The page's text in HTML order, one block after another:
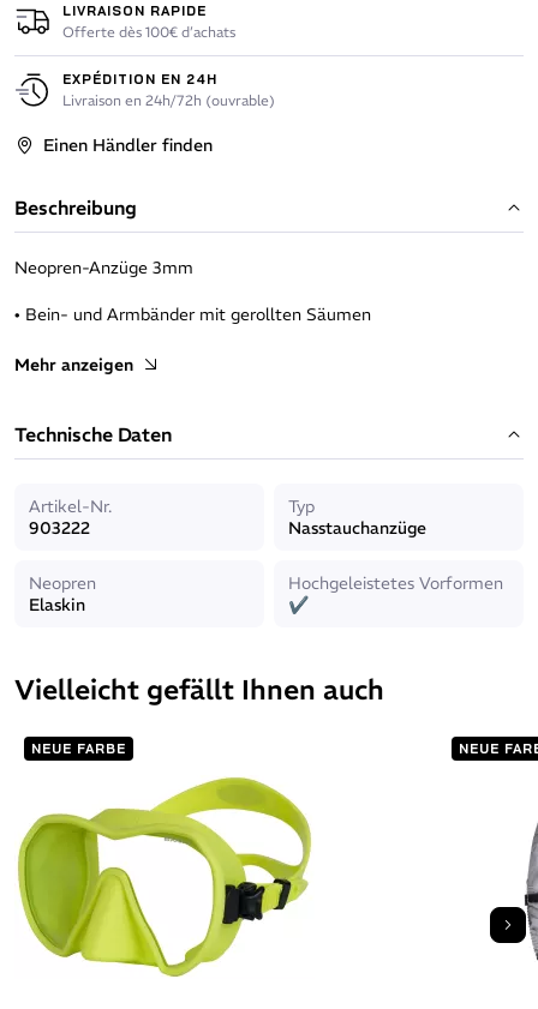
LIVRAISON RAPIDE
Offerte dès 100€ d’achats
EXPÉDITION EN 24H
Livraison en 24h/72h (ouvrable)
Einen Händler finden
Beschreibung
Neopren-Anzüge 3mm
• Bein- und Armbänder mit gerollten Säumen
• Reißverschluss am Rücken
• Siebdruck mit Farbverlauf an den Armen und Beinen
Farbe des Shorty auf dem Foto: camo
Mehr anzeigen
Technische Daten
Artikel-Nr.
903222
Typ
Nasstauchanzüge
Neopren
Elaskin
Hochgeleistetes Vorformen
✔
Vielleicht gefällt Ihnen auch
NEUE FARBE NEUE